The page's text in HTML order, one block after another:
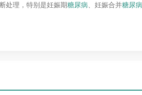
处理，特别是妊娠期糖尿病 、妊娠合并糖尿病